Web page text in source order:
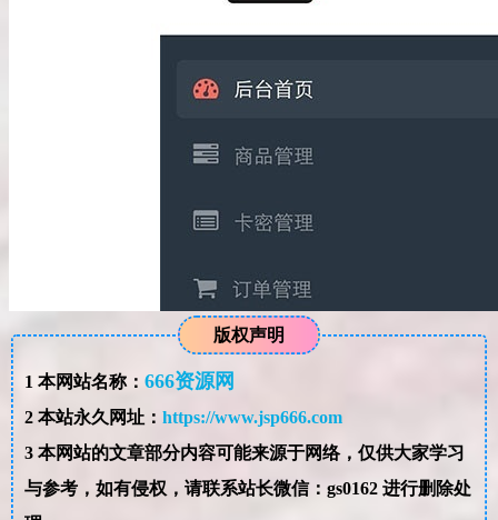
版权声明
1 本网站名称： 666资源网
2本站永久网址： https://www.jsp666.com
3本网站的文章部分内容可能来源于网络，仅供大家学习
与参考，如有侵权，请联系站长微信：gs0162 进行删除处